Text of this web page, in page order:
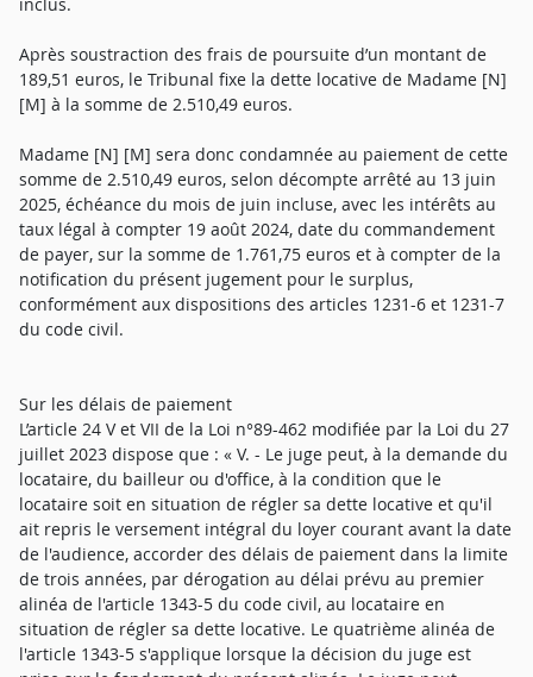
Après soustraction des frais de poursuite d’un montant de
189,51 euros, le Tribunal fixe la dette locative de Madame [N]
[M] à la somme de 2.510,49 euros.
Madame [N] [M] sera donc condamnée au paiement de cette
somme de 2.510,49 euros, selon décompte arrêté au 13 juin
2025, échéance du mois de juin incluse, avec les intérêts au
taux légal à compter 19 août 2024, date du commandement
de payer, sur la somme de 1.761,75 euros et à compter de la
notification du présent jugement pour le surplus,
conformément aux dispositions des articles 1231-6 et 1231-7
du code civil.
Sur les délais de paiement
L’article 24 V et VII de la Loi n°89-462 modifiée par la Loi du 27
juillet 2023 dispose que : « V. - Le juge peut, à la demande du
locataire, du bailleur ou d'office, à la condition que le
locataire soit en situation de régler sa dette locative et qu'il
ait repris le versement intégral du loyer courant avant la date
de l'audience, accorder des délais de paiement dans la limite
de trois années, par dérogation au délai prévu au premier
alinéa de l'article 1343-5 du code civil, au locataire en
situation de régler sa dette locative. Le quatrième alinéa de
l'article 1343-5 s'applique lorsque la décision du juge est